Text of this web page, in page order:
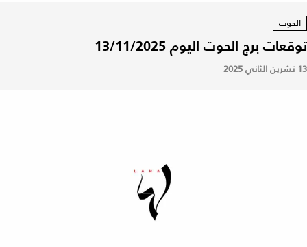
الحوت
توقعات برج الحوت اليوم 13/11/2025
13 تشرين الثاني 2025